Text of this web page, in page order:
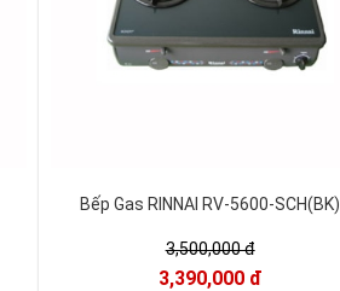
Bếp Gas RINNAI RV-5600-SCH(BK)
3,500,000 đ
3,390,000 đ